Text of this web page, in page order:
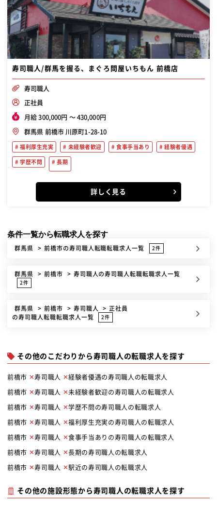
寿司職人/群馬を握る、まぐろ問屋いちもん 前橋店
寿司職人
正社員
月給 300,000円 〜 430,000円
群馬県 前橋市 川原町1-28-10
福利厚生充実 未経験者歓迎 食事手当あり 経験者優遇
学歴不問 長期
詳しく見る
条件一覧から転職求人を探す
群馬県 前橋市の寿司職人転職転職求人一覧 2件
群馬県 前橋市 寿司職人 の寿司職人転職転職求人一覧
2件
群馬県 前橋市 寿司職人
正社員
の寿司職人転職転職求人一覧
2件
その他のこだわりから寿司職人の転職求人を探す
前橋市 寿司職人 経験者優遇の寿司職人の転職求人
前橋市 寿司職人 未経験者歓迎の寿司職人の転職求人
前橋市 寿司職人 学歴不問の寿司職人の転職求人
前橋市 寿司職人 福利厚生充実の寿司職人の転職求人
前橋市 寿司職人 食事手当ありの寿司職人の転職求人
前橋市 寿司職人 長期の寿司職人の転職求人
前橋市 寿司職人 駅近の寿司職人の転職求人
その他の施設形態から寿司職人の転職求人を探す